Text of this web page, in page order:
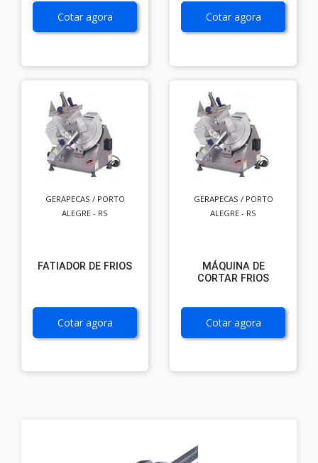
Cotar agora Cotar agora
GERAPECAS / PORTO
ALEGRE - RS
FATIADOR DE FRIOS
Cotar agora
GERAPECAS / PORTO
ALEGRE - RS
MÁQUINA DE
CORTAR FRIOS
Cotar agora